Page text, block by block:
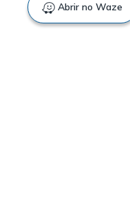
Abrir no Waze